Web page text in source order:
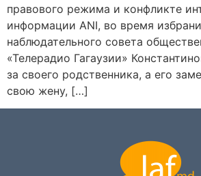
правового режима и конфликте
информации ANI, во время
наблюдательного совета
«Телерадио Гагаузии»
за своего родственника, а его
свою жену, […]